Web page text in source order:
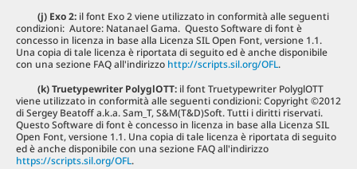
(j) Exo 2: il font Exo 2 viene utilizzato in conformità alle seguenti
condizioni: Autore: Natanael Gama. Questo Software di font è
concesso in licenza in base alla Licenza SIL Open Font, versione 1.1.
Una copia di tale licenza è riportata di seguito ed è anche disponibile
con una sezione FAQ all'indirizzo http://scripts.sil.org/OFL.
(k) Truetypewriter PolyglOTT: il font Truetypewriter PolyglOTT
viene utilizzato in conformità alle seguenti condizioni: Copyright ©2012
di Sergey Beatoff a.k.a. Sam_T, S&M(T&D)Soft. Tutti i diritti riservati.
Questo Software di font è concesso in licenza in base alla Licenza SIL
Open Font, versione 1.1. Una copia di tale licenza è riportata di seguito
ed è anche disponibile con una sezione FAQ all'indirizzo
https://scripts.sil.org/OFL.